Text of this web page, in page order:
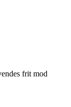
frit mod